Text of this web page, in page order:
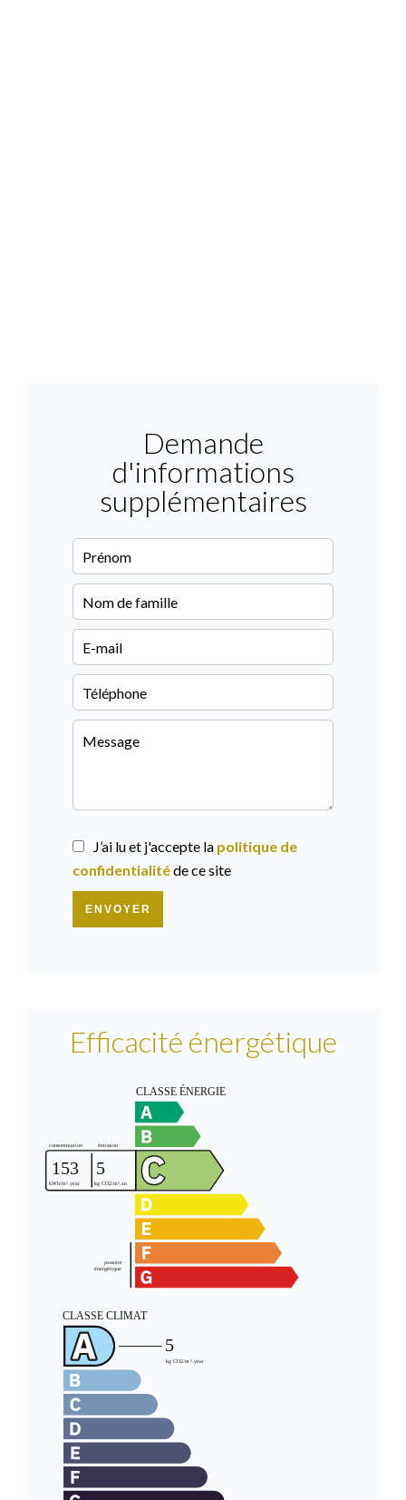
Demande
d'informations
supplémentaires
J’ai lu et j'accepte la politique de
confidentialitéde ce site
ENVOYER
Efficacité énergétique